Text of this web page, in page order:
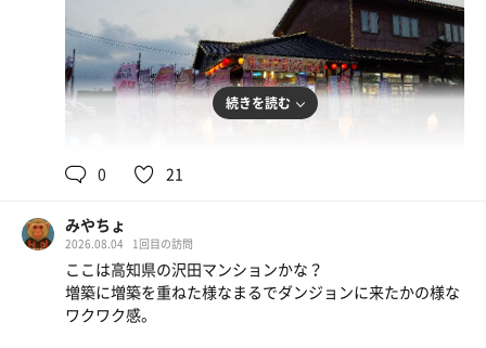
続きを読む
0 21
みやちょ
2026.08.04 1回目の訪問
ここは高知県の沢田マンションかな？
増築に増築を重ねた様なまるでダンジョンに来たかの様な
ワクワク感。